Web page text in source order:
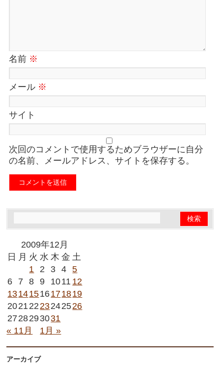
名前 ※
メール ※
サイト
次回のコメントで使用するためブラウザーに自分
の名前、メールアドレス、サイトを保存する。
2009年12月
日 月 火 水 木 金 土
1
2 3 4
5
6
7 8 9 1011 12
13141516171819
20212223242526
27 28293031
« 11月
1月 »
アーカイブ